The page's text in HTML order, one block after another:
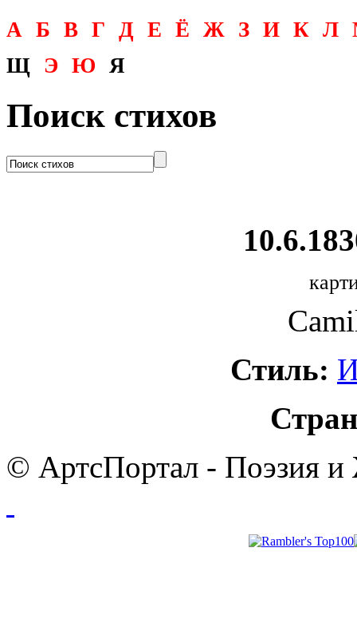
А Б В Г Д Е Ё Ж З И К Л
Щ
Э Ю Я
Поиск стихов
Стиль:
© АртсПортал - Поэзия